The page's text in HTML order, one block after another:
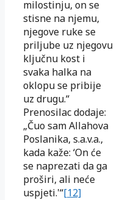
milostinju, on se
stisne na njemu,
njegove ruke se
priljube uz njegovu
ključnu kost i
svaka halka na
oklopu se pribije
uz drugu.“
Prenosilac dodaje:
„Čuo sam Allahova
Poslanika, s.a.v.a.,
kada kaže: ‘On će
se naprezati da ga
proširi, ali neće
uspjeti.'“[12]